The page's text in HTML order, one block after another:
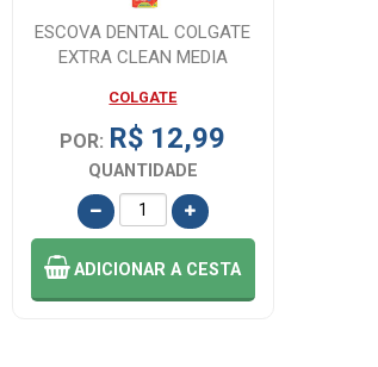
ESCOVA DENTAL COLGATE
EXTRA CLEAN MEDIA
COLGATE
POR: R$ 12,99
QUANTIDADE
ADICIONARA CESTA